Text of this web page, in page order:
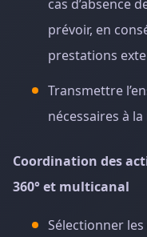
cas d’absence
prévoir, en
prestations
Transmettre
nécessaires à
Coordination des
360° et multicanal
Sélectionner